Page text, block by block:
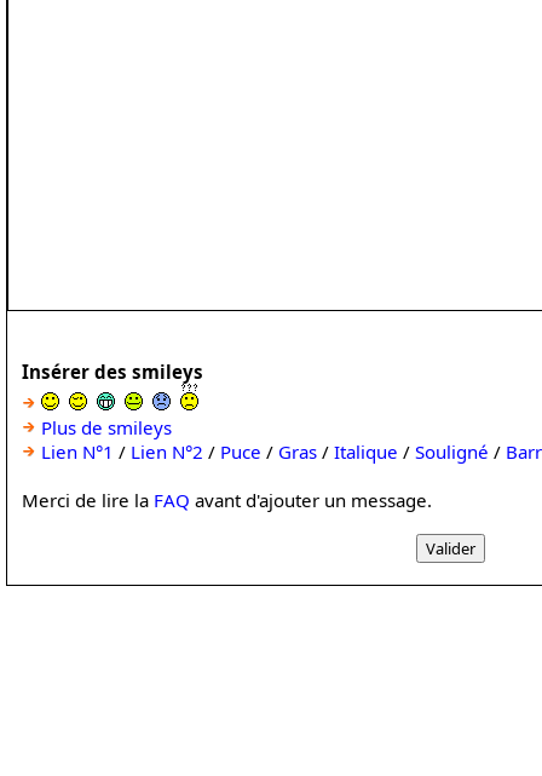
Insérer des smileys
Plus de smileys
Lien N°1 / Lien N°2 / Puce / Gras / Italique / Souligné /
Merci de lire la FAQ avant d'ajouter un message.